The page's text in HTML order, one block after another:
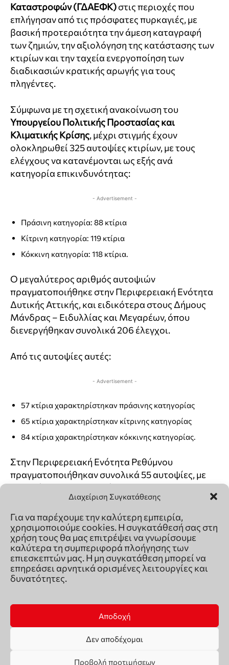
Διαχείριση Συγκατάθεσης
Για να παρέχουμε την καλύτερη εμπειρία,
χρησιμοποιούμε cookies. Η συγκατάθεσή σας στη
χρήση τους θα μας επιτρέψει να γνωρίσουμε
καλύτερα τη συμπεριφορά πλοήγησης των
επιεσκεπτών μας. Η μη συγκατάθεση μπορεί να
επηρεάσει αρνητικά ορισμένες λειτουργίες και
δυνατότητες.
Αποδοχή
Δεν αποδέχομαι
Προβολή προτιμήσεων